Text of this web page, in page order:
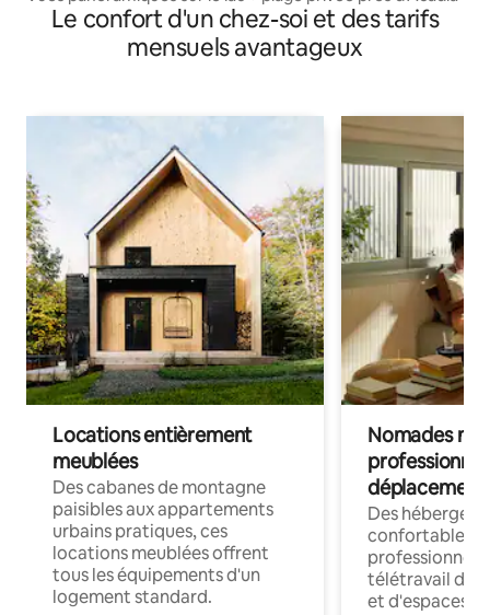
Le confort d'un chez-soi et des tarifs
mensuels avantageux
Locations entièrement
meublées
Des cabanes de montagne
paisibles aux appartements
urbains pratiques, ces
locations meublées offrent
tous les équipements d'un
logement standard.
Nomades
déplacement
Des
confortables
professionnels
télétravail
et d'espaces